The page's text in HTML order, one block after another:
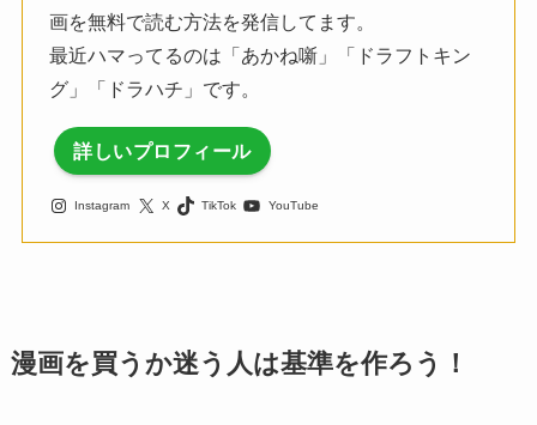
画を無料で読む方法を発信してます。
最近ハマってるのは「あかね噺」「ドラフトキン
グ」「ドラハチ」です。
詳しいプロフィール
Instagram X TikTok YouTube
漫画を買うか迷う人は基準を作ろう！